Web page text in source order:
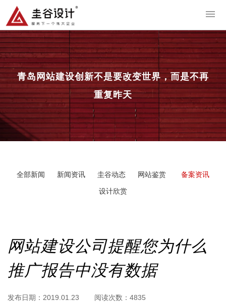
青岛网站建设创新不是要改变世界，而是不再
重复昨天
全部新闻 新闻资讯 圭谷动态 网站鉴赏 备案资讯
设计欣赏
网站建设公司提醒您为什么
推广报告中没有数据
发布日期： 2019.01.23 阅读次数： 4835